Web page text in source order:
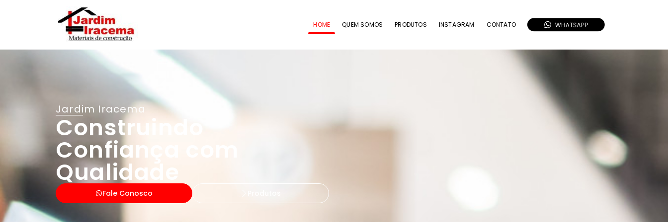
HOME QUEM SOMOS PRODUTOS INSTAGRAM CONTATO
Jardim Iracema
Construindo
Confiança com
Qualidade
Fale Conosco